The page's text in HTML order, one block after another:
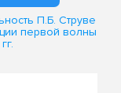
П.Б. Струве
первой волны